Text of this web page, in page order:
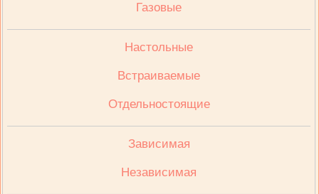
Газовые
Настольные
Встраиваемые
Отдельностоящие
Зависимая
Независимая